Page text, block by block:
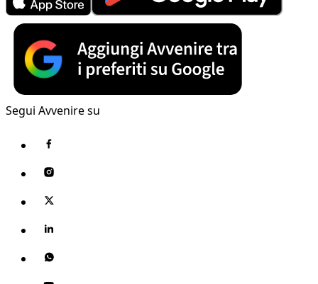
Segui Avvenire su